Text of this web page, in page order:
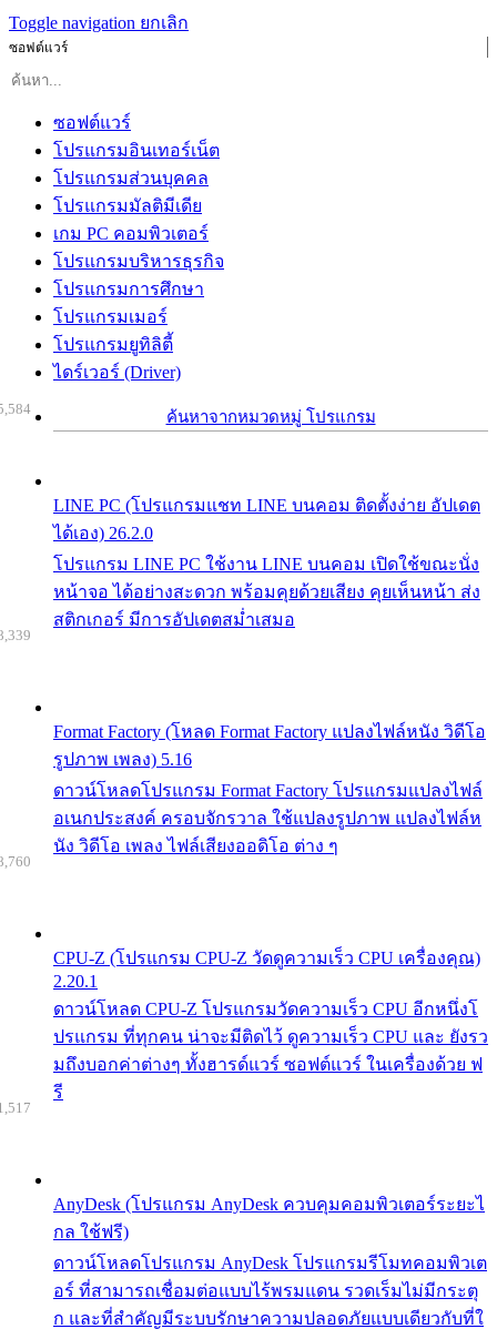
Toggle navigation ยกเลิก
ซอฟต์แวร์
ซอฟต์แวร์
โปรแกรมอินเทอร์เน็ต
โปรแกรมส่วนบุคคล
โปรแกรมมัลติมีเดีย
เกม PC คอมพิวเตอร์
โปรแกรมบริหารธุรกิจ
โปรแกรมการศึกษา
โปรแกรมเมอร์
โปรแกรมยูทิลิตี้
ไดร์เวอร์ (Driver)
ค้นหาจากหมวดหมู่ โปรแกรม
LINE PC (โปรแกรมแชท LINE บนคอม ติดตั้งง่าย อัปเดต
ได้เอง) 26.2.0
โปรแกรม LINE PC ใช้งาน LINE บนคอม เปิดใช้ขณะนั่ง
หน้าจอ ได้อย่างสะดวก พร้อมคุยด้วยเสียง คุยเห็นหน้า ส่ง
สติกเกอร์ มีการอัปเดตสม่ำเสมอ
Format Factory (โหลด Format Factory แปลงไฟล์หนัง วิดีโอ
รูปภาพ เพลง) 5.16
ดาวน์โหลดโปรแกรม Format Factory โปรแกรมแปลงไฟล์
อเนกประสงค์ ครอบจักรวาล ใช้แปลงรูปภาพ แปลงไฟล์ห
นัง วิดีโอ เพลง ไฟล์เสียงออดิโอ ต่าง ๆ
CPU-Z (โปรแกรม CPU-Z วัดดูความเร็ว CPU เครื่องคุณ)
2.20.1
ดาวน์โหลด CPU-Z โปรแกรมวัดความเร็ว CPU อีกหนึ่งโ
ปรแกรม ที่ทุกคน น่าจะมีติดไว้ ดูความเร็ว CPU และ ยังรว
มถึงบอกค่าต่างๆ ทั้งฮารด์แวร์ ซอฟต์แวร์ ในเครื่องด้วย ฟ
รี
AnyDesk (โปรแกรม AnyDesk ควบคุมคอมพิวเตอร์ระยะไ
กล ใช้ฟรี)
ดาวน์โหลดโปรแกรม AnyDesk โปรแกรมรีโมทคอมพิวเต
อร์ ที่สามารถเชื่อมต่อแบบไร้พรมแดน รวดเร็มไม่มีกระตุ
ก และที่สำคัญมีระบบรักษาความปลอดภัยแบบเดียวกับที่ใ